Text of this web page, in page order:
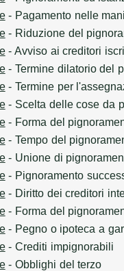
- Pagamento nelle
- Riduzione del
- Avviso ai creditori
- Termine dilatorio del
- Termine per
- Scelta delle cose da
- Forma del
- Tempo del
- Unione di
- Pignoramento
- Diritto dei creditori
- Forma del
- Pegno o ipoteca a
- Crediti impignorabili
- Obblighi del terzo